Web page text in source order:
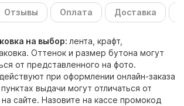
Отзывы Оплата Доставка
на выбор: лента, крафт,
Оттенок и размер бутона могут
от представленного на фото.
при оформлении онлайн-заказа
выдачи могут отличаться от
сайте. Назовите на кассе промокод